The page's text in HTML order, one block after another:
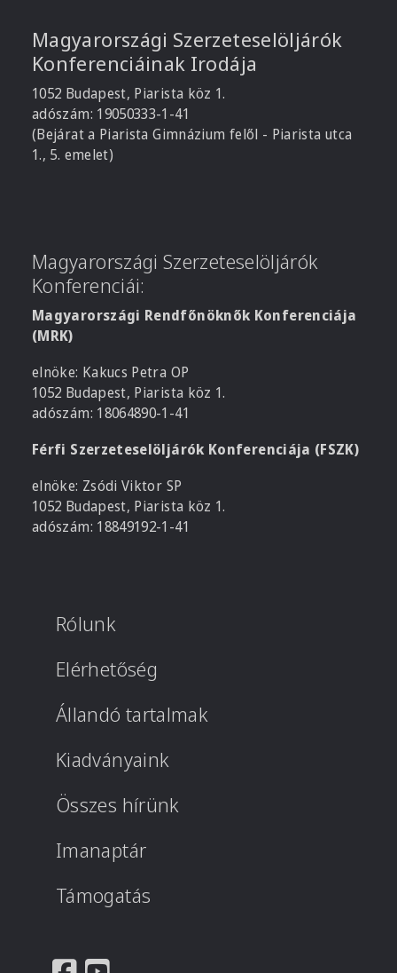
Magyarországi Szerzeteselöljárók
Konferenciáinak Irodája
1052 Budapest, Piarista köz 1.
adószám: 19050333-1-41
(Bejárat a Piarista Gimnázium felől - Piarista utca
1., 5. emelet)
Magyarországi Szerzeteselöljárók
Konferenciái:
Magyarországi Rendfőnöknők Konferenciája
(MRK)
elnöke: Kakucs Petra OP
1052 Budapest, Piarista köz 1.
adószám: 18064890-1-41
Férfi Szerzeteselöljárók Konferenciája (FSZK)
elnöke: Zsódi Viktor SP
1052 Budapest, Piarista köz 1.
adószám: 18849192-1-41
Rólunk
Elérhetőség
Állandó tartalmak
Kiadványaink
Összes hírünk
Imanaptár
Támogatás